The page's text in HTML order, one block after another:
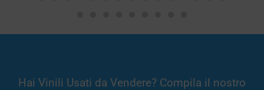
Hai Vinili Usati da Vendere? Compila il nostro